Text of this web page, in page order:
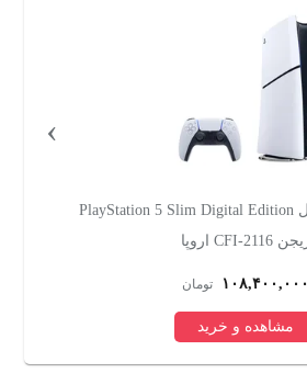
کنسول بازی سونی مدل PlayStation 5 Slim Digital Edition
۱۰۸,۴۰۰,۰۰۰ تومان
مشاهده و خرید
›